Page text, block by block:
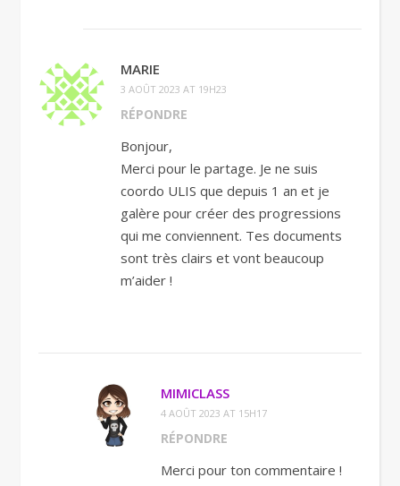
MARIE
3 AOÛT 2023 AT 19H23
RÉPONDRE
Bonjour,
Merci pour le partage. Je ne suis
coordo ULIS que depuis 1 an et je
galère pour créer des progressions
qui me conviennent. Tes documents
sont très clairs et vont beaucoup
m’aider !
MIMICLASS
4 AOÛT 2023 AT 15H17
RÉPONDRE
Merci pour ton commentaire !